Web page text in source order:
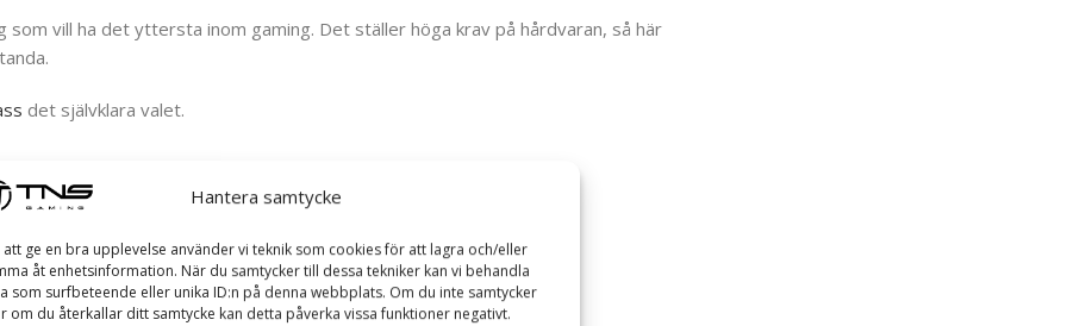
Hantera samtycke
att ge en bra upplevelse använder vi teknik som cookies för att lagra och/eller
åt enhetsinformation. När du samtycker till dessa tekniker kan vi behandla
som surfbeteende eller unika ID:n på denna webbplats. Om du inte samtycker
om du återkallar ditt samtycke kan detta påverka vissa funktioner negativt.
vill ha det yttersta inom gaming. Det ställer höga krav på hårdvaran, så här
det självklara valet.